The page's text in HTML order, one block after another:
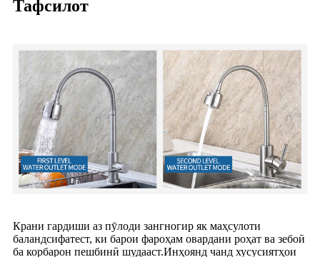
Тафсилот
Крани гардиши аз пӯлоди зангногир як маҳсулоти
баландсифатест, ки барои фароҳам овардани роҳат ва зебоӣ
ба корбарон пешбинӣ шудааст.Инҳоянд чанд хусусиятҳои